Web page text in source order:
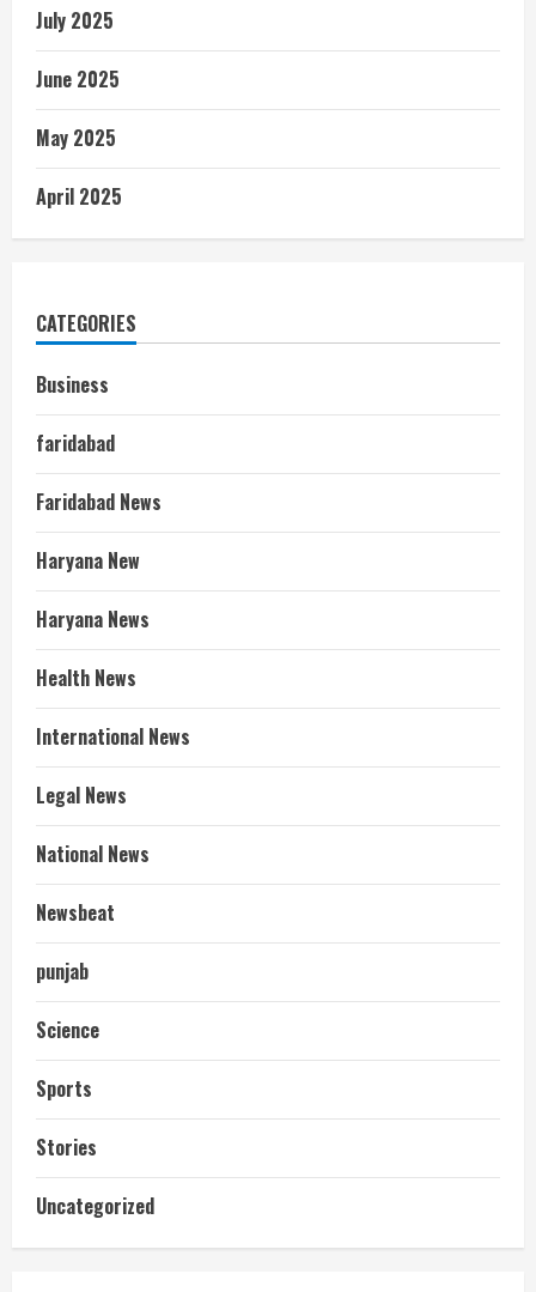
July 2025
June 2025
May 2025
April 2025
CATEGORIES
Business
faridabad
Faridabad News
Haryana New
Haryana News
Health News
International News
Legal News
National News
Newsbeat
punjab
Science
Sports
Stories
Uncategorized
July 24, 2026